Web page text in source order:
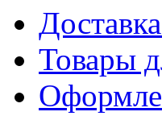
Товары